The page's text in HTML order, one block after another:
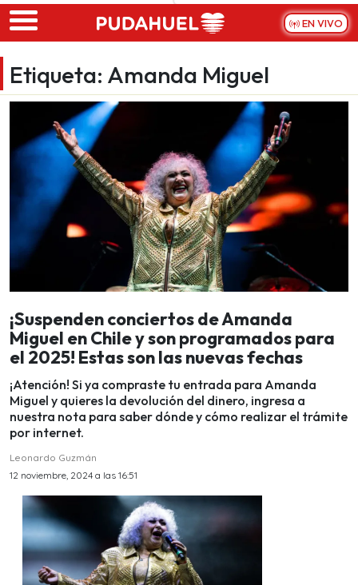
Skip to main content
EN VIVO
Etiqueta: Amanda Miguel
¡Suspenden conciertos de Amanda
Miguel en Chile y son programados para
el 2025! Estas son las nuevas fechas
¡Atención! Si ya compraste tu entrada para Amanda
Miguel y quieres la devolución del dinero, ingresa a
nuestra nota para saber dónde y cómo realizar el trámite
por internet.
Leonardo Guzmán
12 noviembre, 2024 a las 16:51